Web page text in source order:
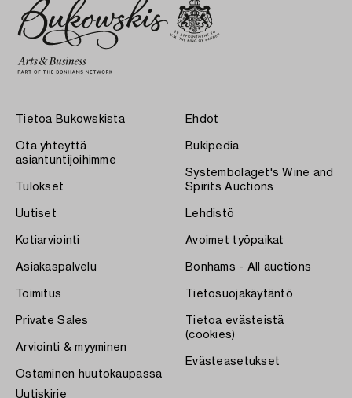
Tietoa Bukowskista
Ota yhteyttä
asiantuntijoihimme
Tulokset
Uutiset
Kotiarviointi
Asiakaspalvelu
Toimitus
Private Sales
Arviointi & myyminen
Ostaminen huutokaupassa
Ehdot
Bukipedia
Systembolaget's Wine and
Spirits Auctions
Lehdistö
Avoimet työpaikat
Bonhams - All auctions
Tietosuojakäytäntö
Tietoa evästeistä
(cookies)
Evästeasetukset
Uutiskirje